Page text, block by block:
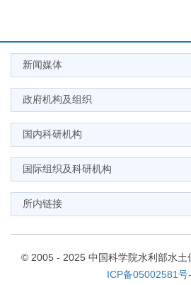
© 2005 - 2025 中国科学院水利部水土
ICP备05002581号